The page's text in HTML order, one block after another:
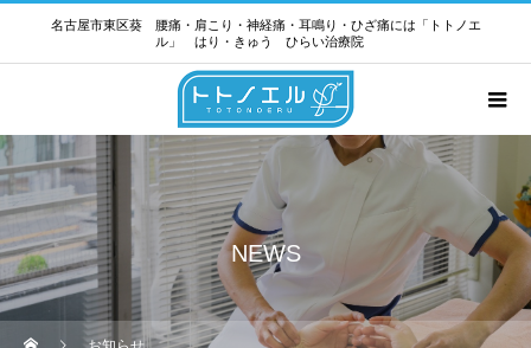
名古屋市東区葵 腰痛・肩こり・神経痛・耳鳴り・ひざ痛には「トトノエ
ル」 はり・きゅう ひらい治療院
NEWS